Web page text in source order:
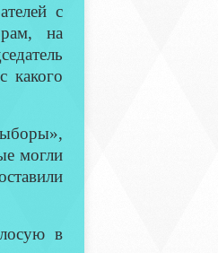
с
на
какого
могли
в